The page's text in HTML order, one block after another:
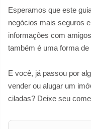
Esperamos que este
negócios mais seguros
informações com
também é uma forma de
E você, já passou por
vender ou alugar um
ciladas? Deixe seu